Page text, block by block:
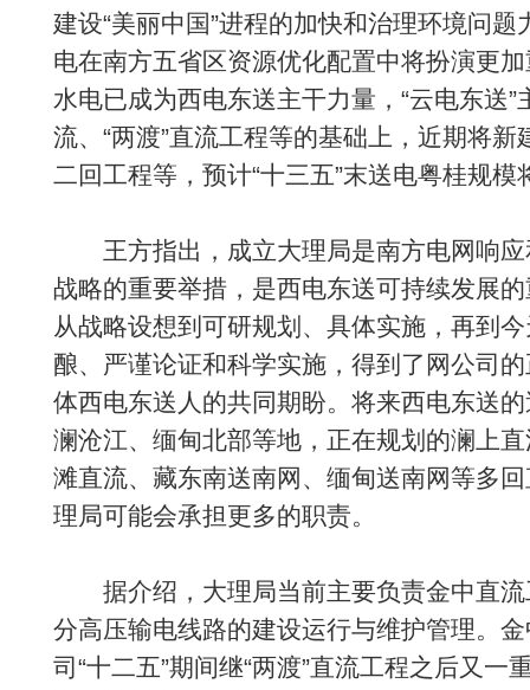
建设“美丽中国”进程的加快和治理环境问
电在南方五省区资源优化配置中将扮演更
水电已成为西电东送主干力量，“云电东送
流、“两渡”直流工程等的基础上，近期将
二回工程等，预计“十三五”末送电粤桂规
王方指出，成立大理局是南方电网响应
战略的重要举措，是西电东送可持续发展
从战略设想到可研规划、具体实施，再到
酿、严谨论证和科学实施，得到了网公司
体西电东送人的共同期盼。将来西电东送
澜沧江、缅甸北部等地，正在规划的澜上
滩直流、藏东南送南网、缅甸送南网等多
理局可能会承担更多的职责。
据介绍，大理局当前主要负责金中直流
分高压输电线路的建设运行与维护管理。
司“十二五”期间继“两渡”直流工程之后又一